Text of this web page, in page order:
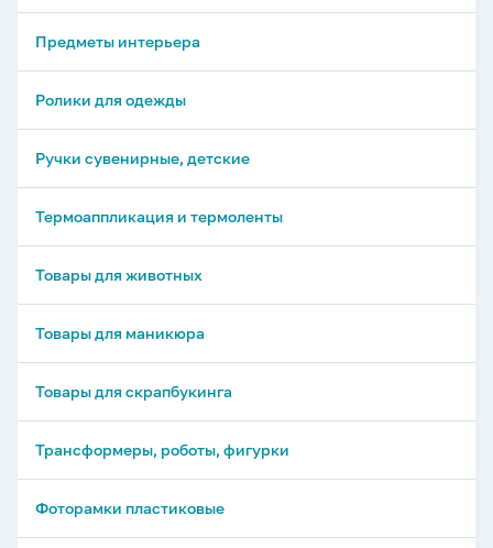
Предметы интерьера
Ролики для одежды
Ручки сувенирные, детские
Термоаппликация и термоленты
Товары для животных
Товары для маникюра
Товары для скрапбукинга
Трансформеры, роботы, фигурки
Фоторамки пластиковые